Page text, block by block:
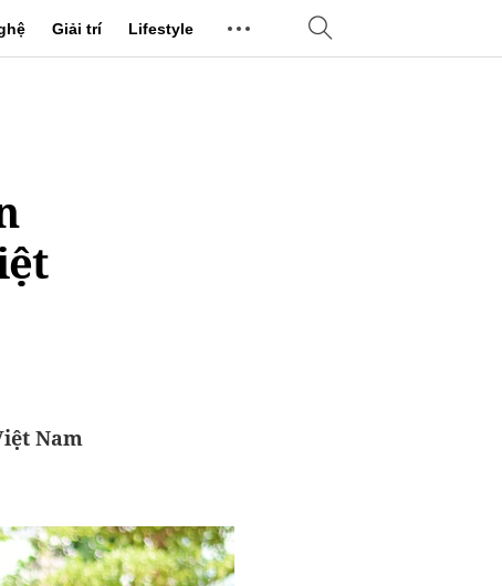
Giải trí Lifestyle
Nam